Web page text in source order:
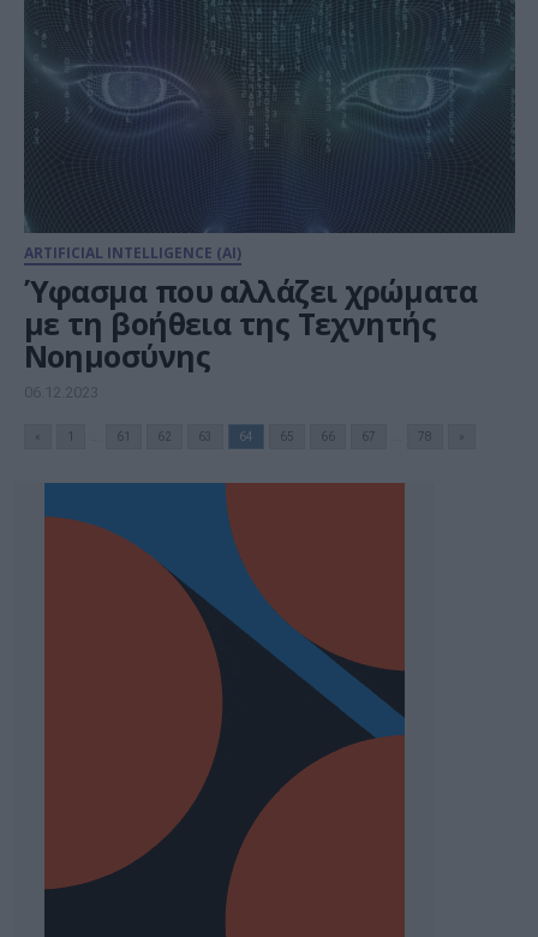
ARTIFICIAL INTELLIGENCE (AI)
Ύφασμα που αλλάζει χρώματα
με τη βοήθεια της Τεχνητής
Νοημοσύνης
06.12.2023
61 62 63 64 65 66 67 78